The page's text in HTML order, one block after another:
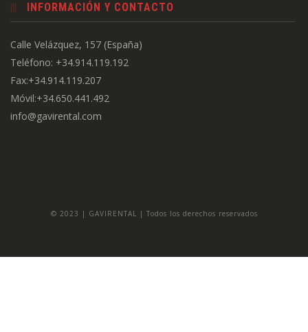
INFORMACIÓN Y CONTACTO
Calle Velázquez, 157 (España)
Teléfono: +34.914.119.192
Fax:+34.914.119.207
Móvil:+34.650.441.492
info@gavirental.com
© 2023 | GAVIRENTAL | Todos los derechos reservados